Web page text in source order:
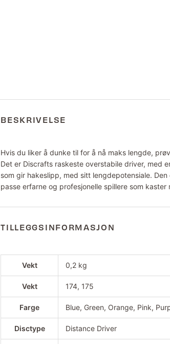
BESKRIVELSE
Hvis du liker å dunke til for å nå maks lengde,
Det er Discrafts raskeste overstabile driver, med
som gir hakeslipp, med sitt lengdepotensiale.
passe erfarne og profesjonelle spillere som kaster
TILLEGGSINFORMASJON
Vekt 0,2 kg
Vekt 174, 175
Farge Blue, Green, Orange, Pink,
Disctype Distance Driver